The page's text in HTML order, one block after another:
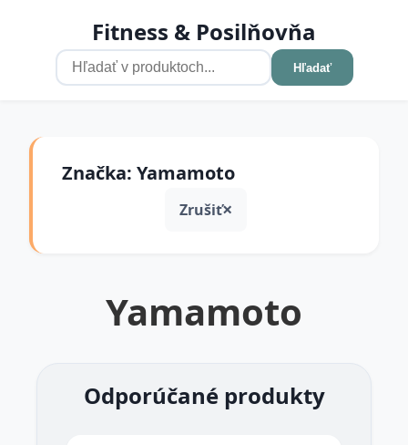
Fitness & Posilňovňa
Hľadať
Značka: Yamamoto
Zrušiť
Yamamoto
Odporúčané produkty